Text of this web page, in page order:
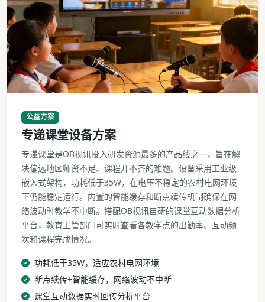
公益方案
专递课堂设备方案
专递课堂是OB视讯投入研发资源最多的产品线之一，旨在解
决偏远地区师资不足、课程开不齐的难题。设备采用工业级
嵌入式架构，功耗低于35W，在电压不稳定的农村电网环境
下仍能稳定运行。内置的智能缓存和断点续传机制确保在网
络波动时教学不中断。搭配OB视讯自研的课堂互动数据分析
平台，教育主管部门可实时查看各教学点的出勤率、互动频
次和课程完成情况。
功耗低于35W，适应农村电网环境
断点续传+智能缓存，网络波动不中断
课堂互动数据实时回传分析平台